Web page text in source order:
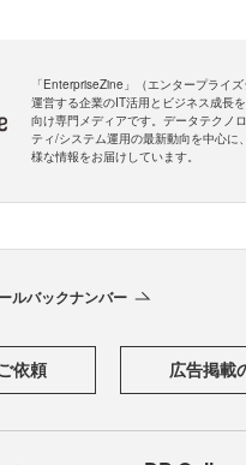
「EnterpriseZine」（エンタープライ
運営する企業のIT活用とビジネス成長
向け専門メディアです。データテクノ
ティ/システム運用の最新動向を中心に
様な情報をお届けしています。
ルバックナンバー
依頼 広告掲載